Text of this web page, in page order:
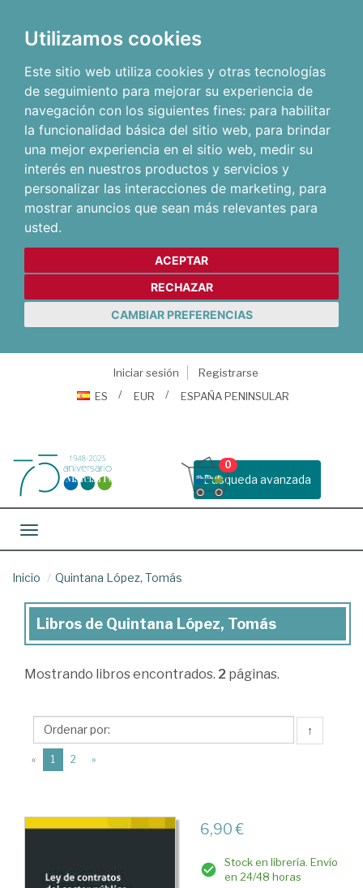
Utilizamos cookies
Este sitio web utiliza cookies y otras tecnologías
de seguimiento para mejorar su experiencia de
navegación con los siguientes fines: para habilitar
la funcionalidad básica del sitio web, para brindar
una mejor experiencia en el sitio web, medir su
interés en nuestros productos y servicios y
personalizar las interacciones de marketing, para
mostrar anuncios que sean más relevantes para
usted.
ACEPTAR
RECHAZAR
CAMBIAR PREFERENCIAS
Iniciar sesión
Registrarse
ES
EUR ESPAÑA PENINSULAR
Busqueda avanzada
0
Toggle navigation
Inicio Quintana López, Tomás
Libros
Quintana
Tomás
Libros de Quintana López, Tomás
Mostrando libros encontrados. 2 páginas.
↑
« 1 (current)
2 »
6,90 €
Stock en librería. Envío
en 24/48 horas